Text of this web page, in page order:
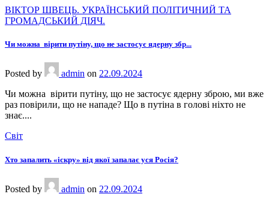
ВІКТОР ШВЕЦЬ. УКРАЇНСЬКИЙ ПОЛІТИЧНИЙ ТА
ГРОМАДСЬКИЙ ДІЯЧ.
Чи можна вірити путіну, що не застосує ядерну збр...
Posted by admin on 22.09.2024
Чи можна вірити путіну, що не застосує ядерну зброю, ми вже
раз повірили, що не нападе? Що в путіна в голові ніхто не
знає....
Світ
Хто запалить «іскру» від якої запалає уся Росія?
Posted by admin on 22.09.2024